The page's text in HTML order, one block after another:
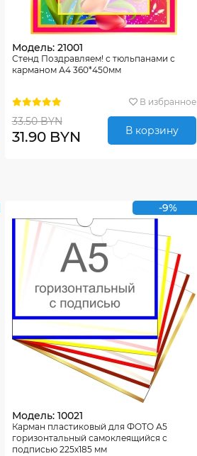
Модель: 21001
Стенд Поздравляем! с тюльпанами с
карманом А4 360*450мм
В избранное
33.50 BYN
31.90 BYN В корзину
-9%
Модель: 10021
Карман пластиковый для ФОТО А5
горизонтальный самоклеящийся с
подписью 225х185 мм